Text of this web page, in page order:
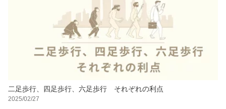
二足歩行、四足歩行、六足歩行 それぞれの利点
2025/02/27